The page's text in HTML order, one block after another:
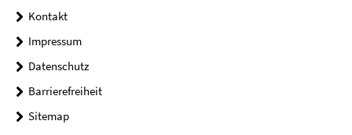
Kontakt
Impressum
Datenschutz
Barrierefreiheit
Sitemap